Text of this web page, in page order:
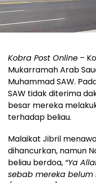
Kobra Post Online –
Mukarramah Arab
Muhammad SAW.
SAW tidak diterima
besar mereka
terhadap beliau.
Malaikat Jibril
dihancurkan, namun
beliau berdoa, “Ya
sebab mereka